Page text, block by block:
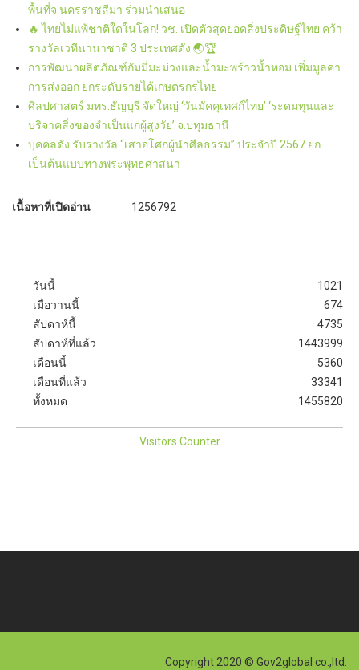
พื้นที่จ.นครราชสีมา ร่วมนำเสนอ
🔥 ไทยไม่แพ้ชาติใดในโลก! วช. เปิดตัวสุดยอดสิ่งประดิษฐ์ไทย คว้า
รางวัลเวทีนานาชาติ 3 ประเทศดัง 🌏🏆
การพัฒนาผลิตภัณฑ์กัมมี่มะม่วงและน้ำมะพร้าวน้ำหอม เพิ่มมูลค่า
การส่งออก ยกระดับรายได้เกษตรกรไทย
ศิลปศาสตร์ มทร.ธัญบุรี จัดใหญ่ ‘วันมัคคุเทศก์ไทย’ ‘ระดมทุนและ
บริจาคสิ่งของจำเป็นแก่ผู้สูงวัย’ จ.ปทุมธานี
บุคคลดัง รับรางวัล “เสาอโศกผู้นำศีลธรรม” ประจำปี 2567 ยก
เป็นต้นแบบทางพระพุทธศาสนา
เนื้อหาที่เปิดอ่าน 1256792
วันนี้
เมื่อวานนี้
สัปดาห์นี้
สัปดาห์ที่แล้ว
เดือนนี้
เดือนที่แล้ว
ทั้งหมด
1021
674
4735
1443999
5360
33341
1455820
Visitors Counter
Copyright 2020 © Gov2global co.,ltd.